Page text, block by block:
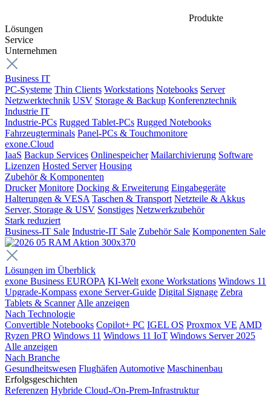
Produkte
Lösungen
Service
Unternehmen
Business IT
PC-Systeme Thin Clients Workstations Notebooks Server
Netzwerktechnik USV Storage & Backup Konferenztechnik
Industrie IT
Industrie-PCs Rugged Tablet-PCs Rugged Notebooks
Fahrzeugterminals Panel-PCs & Touchmonitore
exone.Cloud
IaaS Backup Services Onlinespeicher Mailarchivierung Software
Lizenzen Hosted Server Housing
Zubehör & Komponenten
Drucker Monitore Docking & Erweiterung Eingabegeräte
Halterungen & VESA Taschen & Transport Netzteile & Akkus
Server, Storage & USV Sonstiges Netzwerkzubehör
Stark reduziert
Business-IT Sale Industrie-IT Sale Zubehör Sale Komponenten Sale
Lösungen im Überblick
exone Business EUROPA KI-Welt exone Workstations Windows 11
Upgrade-Kompass exone Server-Guide Digital Signage Zebra
Tablets & Scanner Alle anzeigen
Nach Technologie
Convertible Notebooks Copilot+ PC IGEL OS Proxmox VE AMD
Ryzen PRO Windows 11 Windows 11 IoT Windows Server 2025
Alle anzeigen
Nach Branche
Gesundheitswesen Flughäfen Automotive Maschinenbau
Erfolgsgeschichten
Referenzen Hybride Cloud-/On-Prem-Infrastruktur